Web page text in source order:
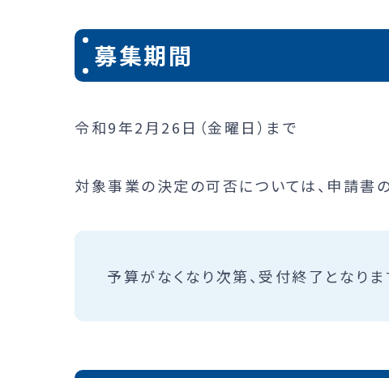
募集期間
令和9年2月26日（金曜日）まで
対象事業の決定の可否については、申請書
予算がなくなり次第、受付終了となり